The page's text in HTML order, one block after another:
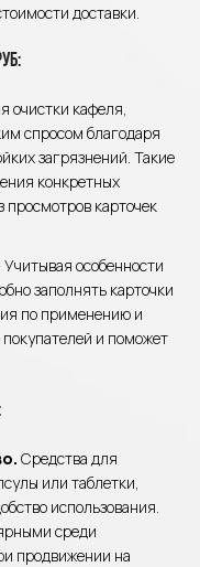
доставки.
очистки кафеля,
спросом благодаря
загрязнений. Такие
конкретных
карточек
Учитывая особенности
заполнять карточки
по применению и
и поможет
Средства для
или таблетки,
использования.
среди
продвижении на